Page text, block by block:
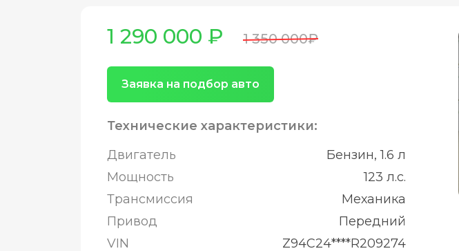
1 290 000 ₽ 1 350 000₽
Заявка на подбор авто
Технические характеристики:
Двигатель
Бензин, 1.6 л
Мощность
123 л.с.
Трансмиссия
Механика
Привод
Передний
VIN
Z94C24****R209274